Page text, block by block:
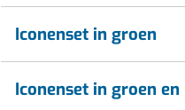
Iconenset in groen
Iconenset in groen